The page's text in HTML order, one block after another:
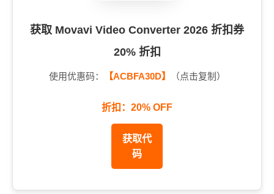
获取 Movavi Video Converter 2026 折扣券
20% 折扣
使用优惠码： 【ACBFA30D】 （点击复制）
折扣：20% OFF
获取代
码